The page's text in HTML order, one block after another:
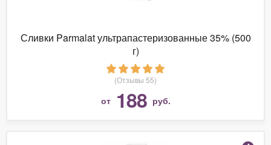
Сливки Parmalat ультрапастеризованные 35% (500
г)
(Отзывы 55)
от 188 руб.